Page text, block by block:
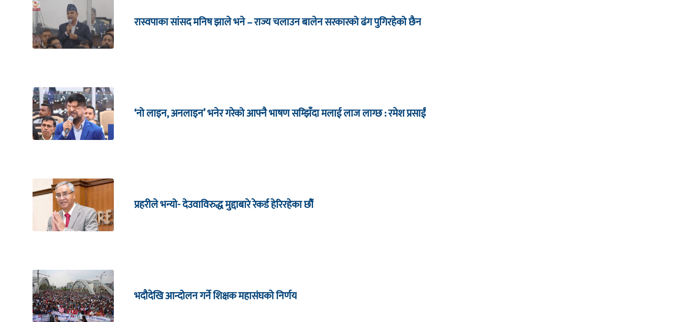
रास्वपाका सांसद मनिष झाले भने – राज्य चलाउन बालेन सरकारको ढंग पुगिरहेको छैन
‘नो लाइन, अनलाइन’ भनेर गरेको आफ्नै भाषण सम्झिँदा मलाई लाज लाग्छ : रमेश प्रसाईं
प्रहरीले भन्यो- देउवाविरुद्ध मुद्दाबारे रेकर्ड हेरिरहेका छौँ
भदौदेखि आन्दोलन गर्ने शिक्षक महासंघको निर्णय